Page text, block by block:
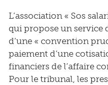
L’association « Sos
qui propose un service
d’une « convention
paiement d’une
financiers de l’affaire
Pour le tribunal, les